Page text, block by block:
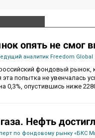
опять не смог
аналитик Freedom Global
российский фондовый
попытка не увенчалась
0,3%, опустившись ниже
Нефть
по фондовому рынку «БКС